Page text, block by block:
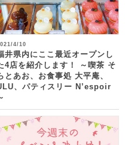
4/10
井県内にここ最近オープンし
4店を紹介します！ ～喫茶 そ
とあお、お食事処 大平庵、
、パティスリー N’espoir